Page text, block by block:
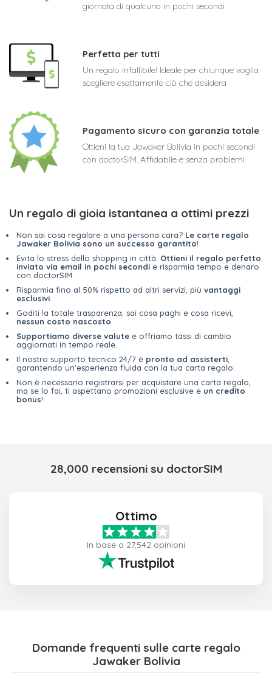
giornata di qualcuno in pochi secondi
Perfetta per tutti
Un regalo infallibile! Ideale per chiunque voglia
scegliere esattamente ciò che desidera
Pagamento sicuro con garanzia totale
Ottieni la tua Jawaker Bolivia in pochi secondi
con doctorSIM. Affidabile e senza problemi
Un regalo di gioia istantanea a ottimi prezzi
Non sai cosa regalare a una persona cara? Le carte regalo
Jawaker Bolivia sono un successo garantito!
Evita lo stress dello shopping in città. Ottieni il regalo perfetto
inviato via email in pochi secondi e risparmia tempo e denaro
con doctorSIM.
Risparmia fino al 50% rispetto ad altri servizi, più vantaggi
esclusivi
Goditi la totale trasparenza; sai cosa paghi e cosa ricevi,
nessun costo nascosto
Supportiamo diverse valute e offriamo tassi di cambio
aggiornati in tempo reale.
Il nostro supporto tecnico 24/7 è pronto ad assisterti
garantendo un'esperienza fluida con la tua carta regalo.
Non è necessario registrarsi per acquistare una carta regalo,
ma se lo fai, ti aspettano promozioni esclusive e un credito
bonus!
28,000 recensioni su doctorSIM
Ottimo
In base a 27,542 opinioni
Domande frequenti sulle carte regalo
Jawaker Bolivia